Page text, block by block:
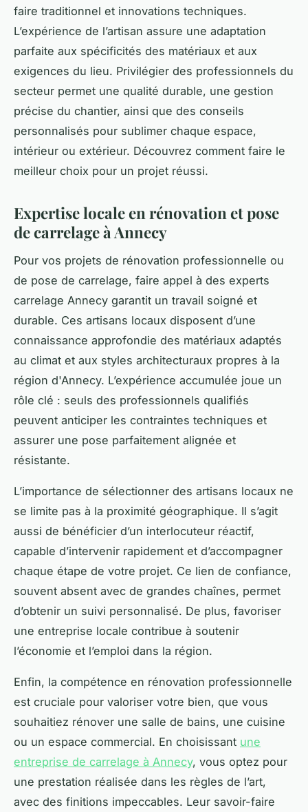
faire traditionnel et innovations techniques.
L’expérience de l’artisan assure une adaptation
parfaite aux spécificités des matériaux et aux
exigences du lieu. Privilégier des professionnels du
secteur permet une qualité durable, une gestion
précise du chantier, ainsi que des conseils
personnalisés pour sublimer chaque espace,
intérieur ou extérieur. Découvrez comment faire le
meilleur choix pour un projet réussi.
Expertise locale en rénovation et pose
de carrelage à Annecy
Pour vos projets de rénovation professionnelle ou
de pose de carrelage, faire appel à des experts
carrelage Annecy garantit un travail soigné et
durable. Ces artisans locaux disposent d’une
connaissance approfondie des matériaux adaptés
au climat et aux styles architecturaux propres à la
région d'Annecy. L’expérience accumulée joue un
rôle clé : seuls des professionnels qualifiés
peuvent anticiper les contraintes techniques et
assurer une pose parfaitement alignée et
résistante.
L’importance de sélectionner des artisans locaux ne
se limite pas à la proximité géographique. Il s’agit
aussi de bénéficier d’un interlocuteur réactif,
capable d’intervenir rapidement et d’accompagner
chaque étape de votre projet. Ce lien de confiance,
souvent absent avec de grandes chaînes, permet
d’obtenir un suivi personnalisé. De plus, favoriser
une entreprise locale contribue à soutenir
l’économie et l’emploi dans la région.
Enfin, la compétence en rénovation professionnelle
est cruciale pour valoriser votre bien, que vous
souhaitiez rénover une salle de bains, une cuisine
ou un espace commercial. En choisissant une
entreprise de carrelage à Annecy, vous optez pour
une prestation réalisée dans les règles de l’art,
avec des finitions impeccables. Leur savoir-faire